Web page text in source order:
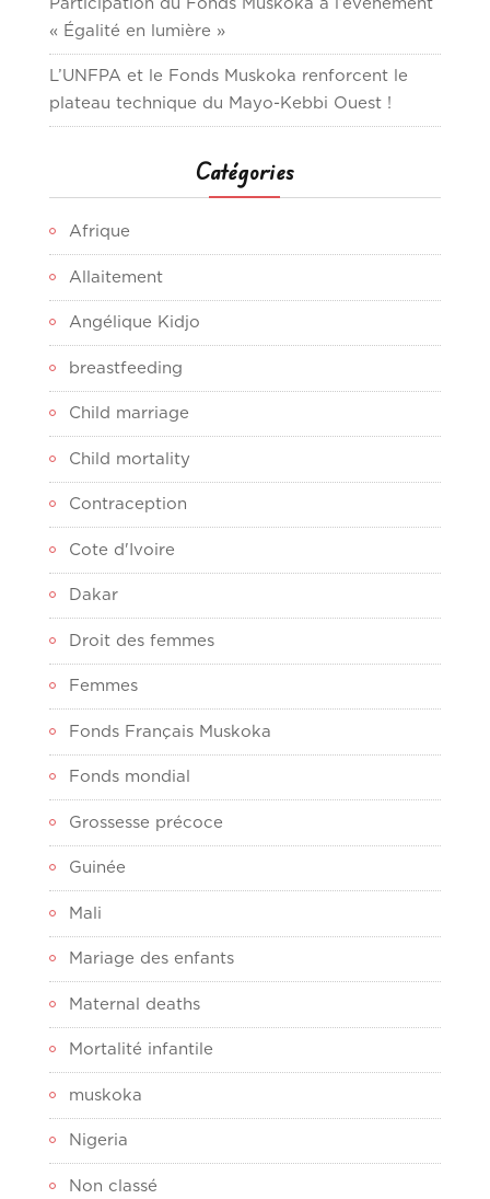
Participation du Fonds Muskoka à l’événement
« Égalité en lumière »
L’UNFPA et le Fonds Muskoka renforcent le
plateau technique du Mayo-Kebbi Ouest !
Catégories
Afrique
Allaitement
Angélique Kidjo
breastfeeding
Child marriage
Child mortality
Contraception
Cote d'Ivoire
Dakar
Droit des femmes
Femmes
Fonds Français Muskoka
Fonds mondial
Grossesse précoce
Guinée
Mali
Mariage des enfants
Maternal deaths
Mortalité infantile
muskoka
Nigeria
Non classé